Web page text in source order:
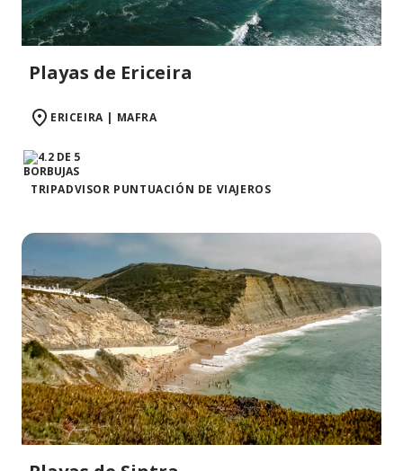
Playas de Ericeira
ERICEIRA | MAFRA
TRIPADVISOR PUNTUACIÓN DE VIAJEROS